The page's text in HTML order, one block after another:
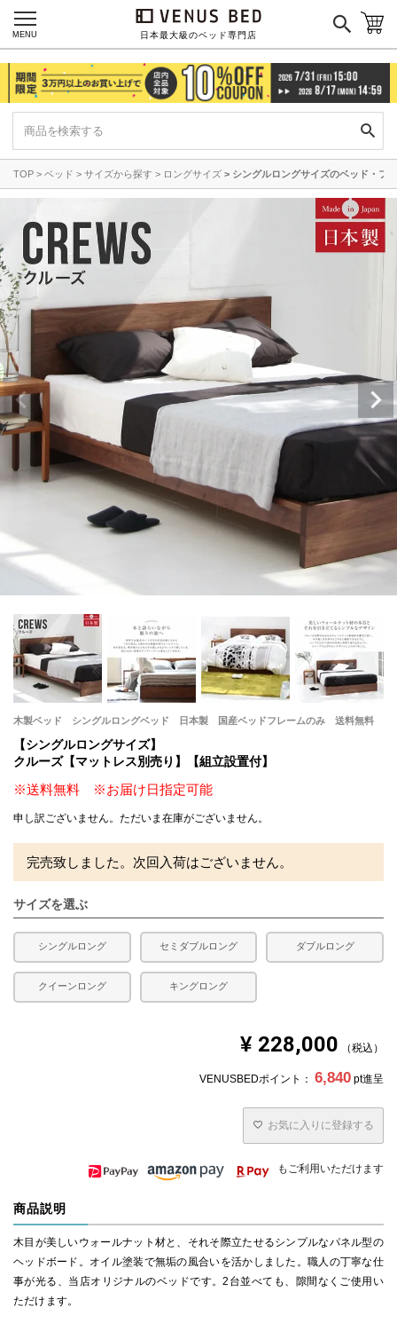
日本最大級のベッド専門店
MENU
TOP ベッド サイズから探す ロングサイズ シングルロングサイズのベッド・フ
木製ベッド シングルロングベッド 日本製 国産ベッドフレームのみ 送料無料
【シングルロングサイズ】
クルーズ【マットレス別売り】【組立設置付】
※送料無料 ※お届け日指定可能
申し訳ございません。ただいま在庫がございません。
完売致しました。次回入荷はございません。
サイズを選ぶ
シングルロング セミダブルロング ダブルロング
クイーンロング キングロング
¥ 228,000 税込
VENUSBEDポイント： 6,840 pt進呈
お気に入りに登録する
もご利用いただけます
商品説明
木目が美しいウォールナット材と、それそ際立たせるシンプルなパネル型の
ヘッドボード。オイル塗装で無垢の風合いを活かしました。職人の丁寧な仕
事が光る、当店オリジナルのベッドです。2台並べても、隙間なくご使用い
ただけます。